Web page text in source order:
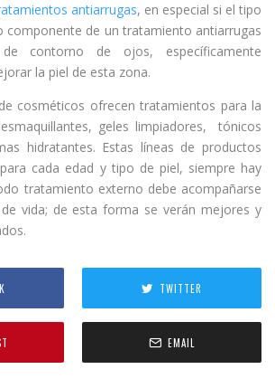
antiarrugas, en especial si el tipo
componente de un tratamiento antiarrugas
contorno de ojos, específicamente
la piel de esta zona.
cosméticos ofrecen tratamientos para la
geles limpiadores,
tónicos
hidratantes. Estas líneas de productos
cada edad y tipo de piel, siempre hay
tratamiento externo debe acompañarse
vida; de esta forma se verán mejores y
TWITTER
EMAIL